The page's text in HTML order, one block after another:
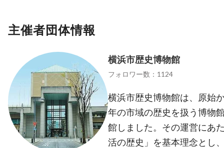
主催者団体情報
横浜市歴史博物館
フォロワー数：1124
横浜市歴史博物館は、原始
年の市域の歴史を扱う博物
館しました。その運営にあ
活の歴史」を基本理念とし